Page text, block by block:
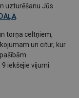
uzturēšanu Jūs
torņa celtņiem,
un citur, kur
iekšējie vijumi.